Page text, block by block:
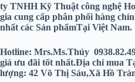
ty TNHH Kỹ Thuật công nghệ
gia cung cấp phân phối hàng
nhất các Sản phẩmTại Việt Nam.
Hotline: Mrs.Ms.Thủy
giá ưu đãi tốt nhất.Địa chỉ mua
lượng: 42 Võ Thị Sáu,Xã Hồ